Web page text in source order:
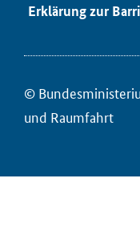
Er­klä­rung zur
©
und Raum­fahrt